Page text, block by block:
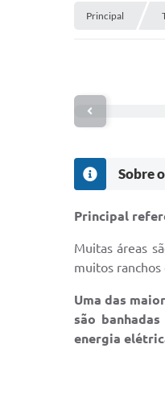
Principal
Sobre
Principal
Muitas áreas
muitos
Uma das
são
energia